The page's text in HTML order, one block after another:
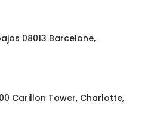
08013 Barcelone,
Carillon Tower, Charlotte,